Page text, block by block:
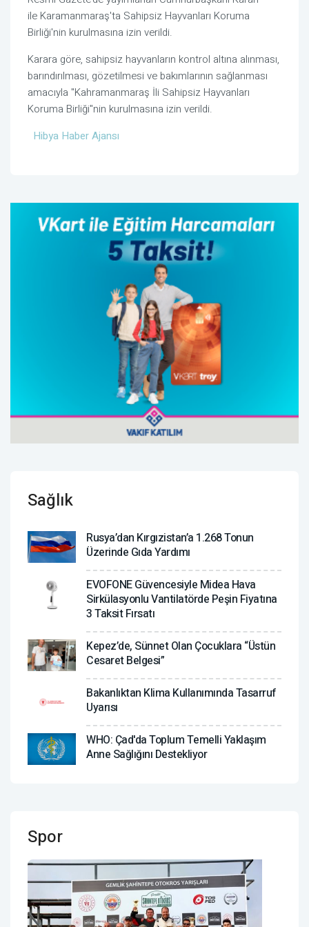
ile Karamanmaraş'ta Sahipsiz Hayvanları Koruma
Birliği'nin kurulmasına izin verildi.
Karara göre, sahipsiz hayvanların kontrol altına alınması,
barındırılması, gözetilmesi ve bakımlarının sağlanması
amacıyla "Kahramanmaraş İli Sahipsiz Hayvanları
Koruma Birliği"nin kurulmasına izin verildi.
Hibya Haber Ajansı
Sağlık
Rusya’dan Kırgızistan’a 1.268 Tonun
Üzerinde Gıda Yardımı
EVOFONE Güvencesiyle Midea Hava
Sirkülasyonlu Vantilatörde Peşin Fiyatına
3 Taksit Fırsatı
Kepez’de, Sünnet Olan Çocuklara “Üstün
Cesaret Belgesi”
Bakanlıktan Klima Kullanımında Tasarruf
Uyarısı
WHO: Çad'da Toplum Temelli Yaklaşım
Anne Sağlığını Destekliyor
Spor